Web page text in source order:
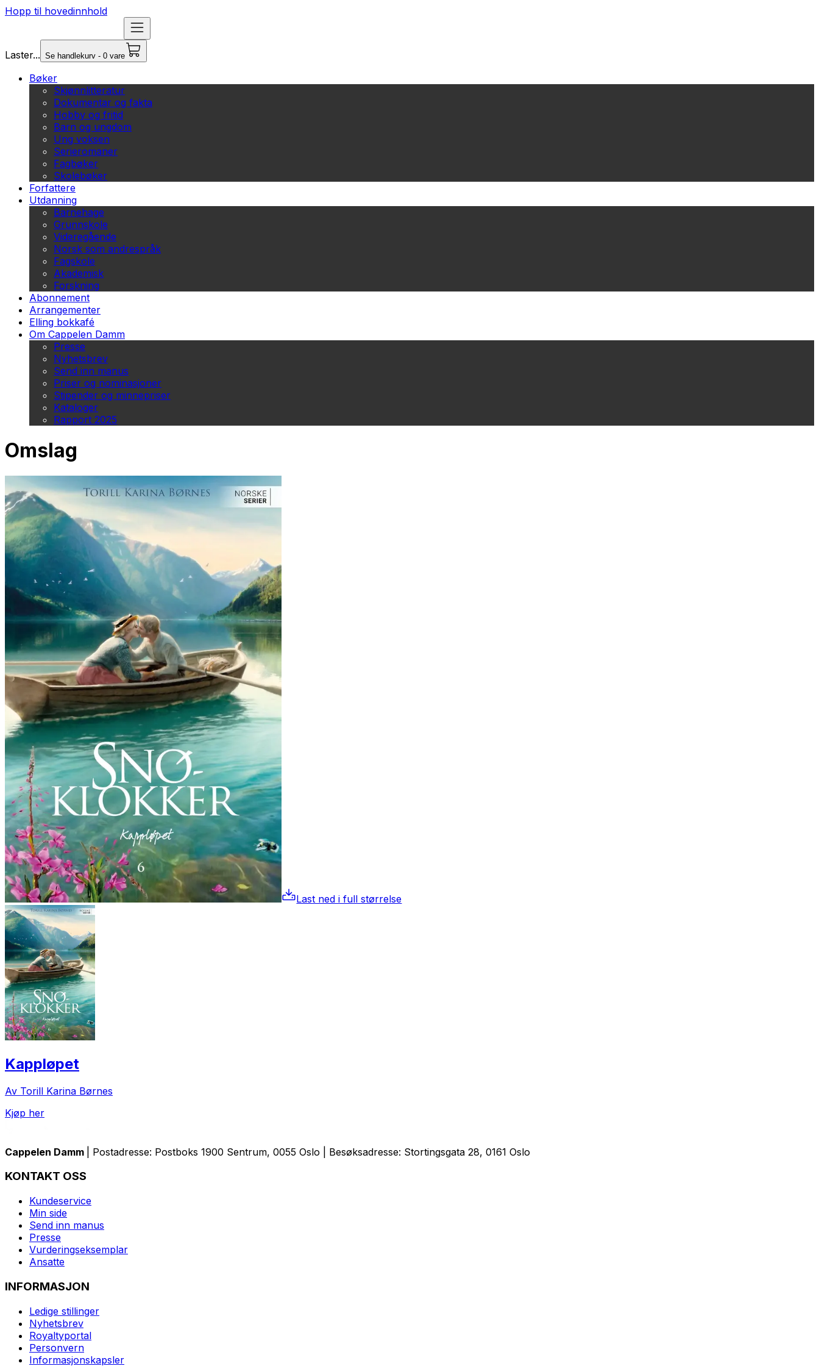
Hopp til hovedinnhold
Laster... Se handlekurv - 0 vare
Bøker
Skjønnlitteratur
Dokumentar og fakta
Hobby og fritid
Barn og ungdom
Ung voksen
Serieromaner
Fagbøker
Skolebøker
Forfattere
Utdanning
Barnehage
Grunnskole
Videregående
Norsk som andrespråk
Fagskole
Akademisk
Forskning
Abonnement
Arrangementer
Elling bokkafé
Om Cappelen Damm
Presse
Nyhetsbrev
Send inn manus
Priser og nominasjoner
Stipender og minnepriser
Kataloger
Rapport 2025
Omslag
Last ned i full størrelse
Kappløpet
Av Torill Karina Børnes
Kjøp her
Cappelen Damm | Postadresse: Postboks 1900 Sentrum, 0055 Oslo | Besøksadresse: Stortingsgata 28, 0161 Oslo
KONTAKT OSS
Kundeservice
Min side
Send inn manus
Presse
Vurderingseksemplar
Ansatte
INFORMASJON
Ledige stillinger
Nyhetsbrev
Royaltyportal
Personvern
Informasjonskapsler